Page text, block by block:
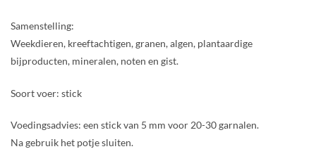
Samenstelling:
Weekdieren, kreeftachtigen, granen, algen, plantaardige
bijproducten, mineralen, noten en gist.
Soort voer: stick
Voedingsadvies: een stick van 5 mm voor 20-30 garnalen.
Na gebruik het potje sluiten.